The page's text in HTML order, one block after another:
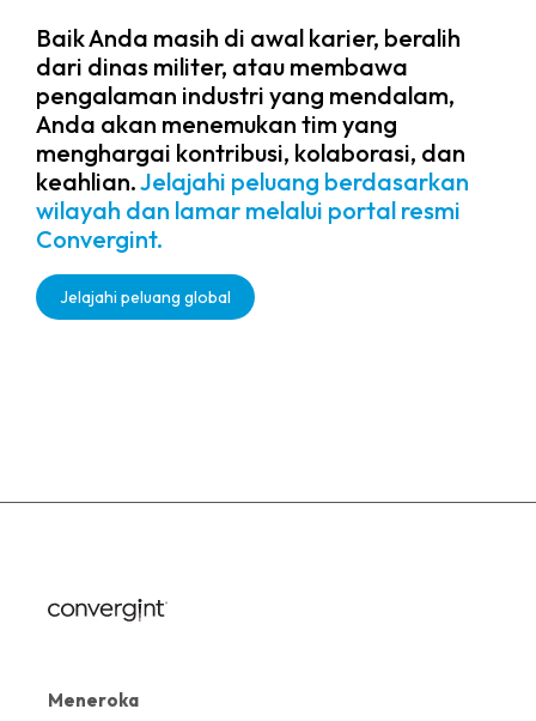
Baik Anda masih di awal karier, beralih
dari dinas militer, atau membawa
pengalaman industri yang mendalam,
Anda akan menemukan tim yang
menghargai kontribusi, kolaborasi, dan
keahlian.Jelajahi peluang berdasarkan
wilayah dan lamar melalui portal resmi
Convergint.
Jelajahi peluang global
Meneroka